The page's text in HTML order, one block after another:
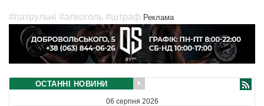
#патрульні #алкоголь #штраф Реклама
ОСТАННІ НОВИНИ
06 серпня 2026